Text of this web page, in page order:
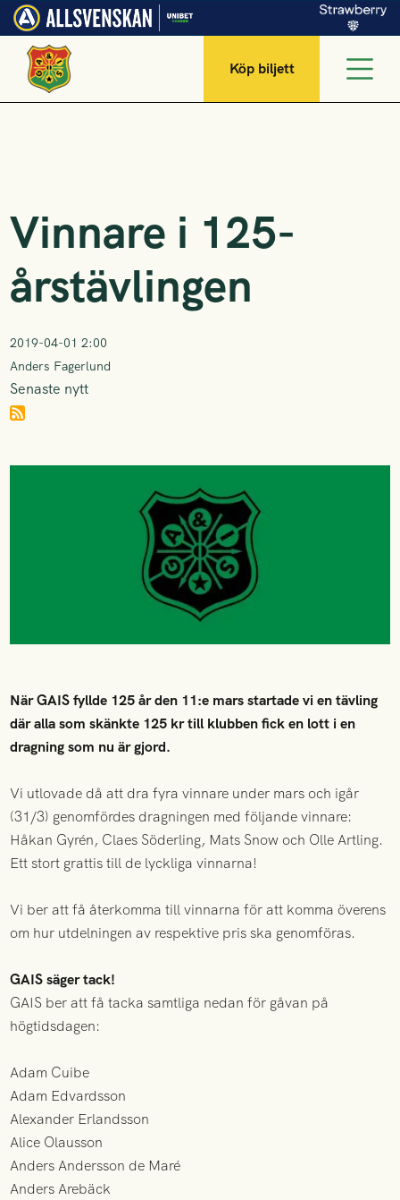
Köp biljett
Vinnare i 125-
årstävlingen
2019-04-01 2:00
Anders Fagerlund
Senaste nytt
När GAIS fyllde 125 år den 11:e mars startade vi en tävling
där alla som skänkte 125 kr till klubben fick en lott i en
dragning som nu är gjord.
Vi utlovade då att dra fyra vinnare under mars och igår
(31/3) genomfördes dragningen med följande vinnare:
Håkan Gyrén, Claes Söderling, Mats Snow och Olle Artling.
Ett stort grattis till de lyckliga vinnarna!
Vi ber att få återkomma till vinnarna för att komma överens
om hur utdelningen av respektive pris ska genomföras.
GAIS säger tack!
GAIS ber att få tacka samtliga nedan för gåvan på
högtidsdagen:
Adam Cuibe
Adam Edvardsson
Alexander Erlandsson
Alice Olausson
Anders Andersson de Maré
Anders Arebäck